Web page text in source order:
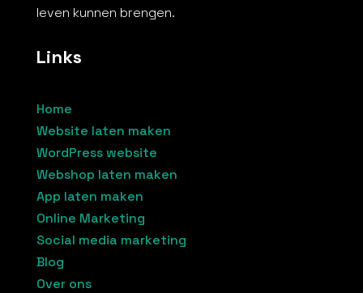
leven kunnen brengen.
Links
Home
Website laten maken
WordPress website
Webshop laten maken
App laten maken
Online Marketing
Social media marketing
Blog
Over ons